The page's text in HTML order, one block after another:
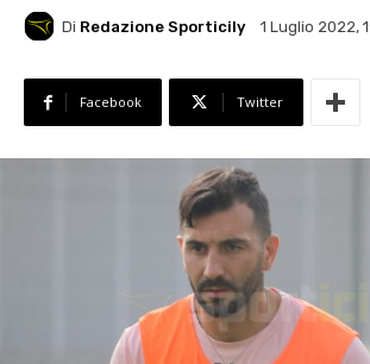
Di Redazione Sporticily 1 Luglio 2022,
Facebook Twitter